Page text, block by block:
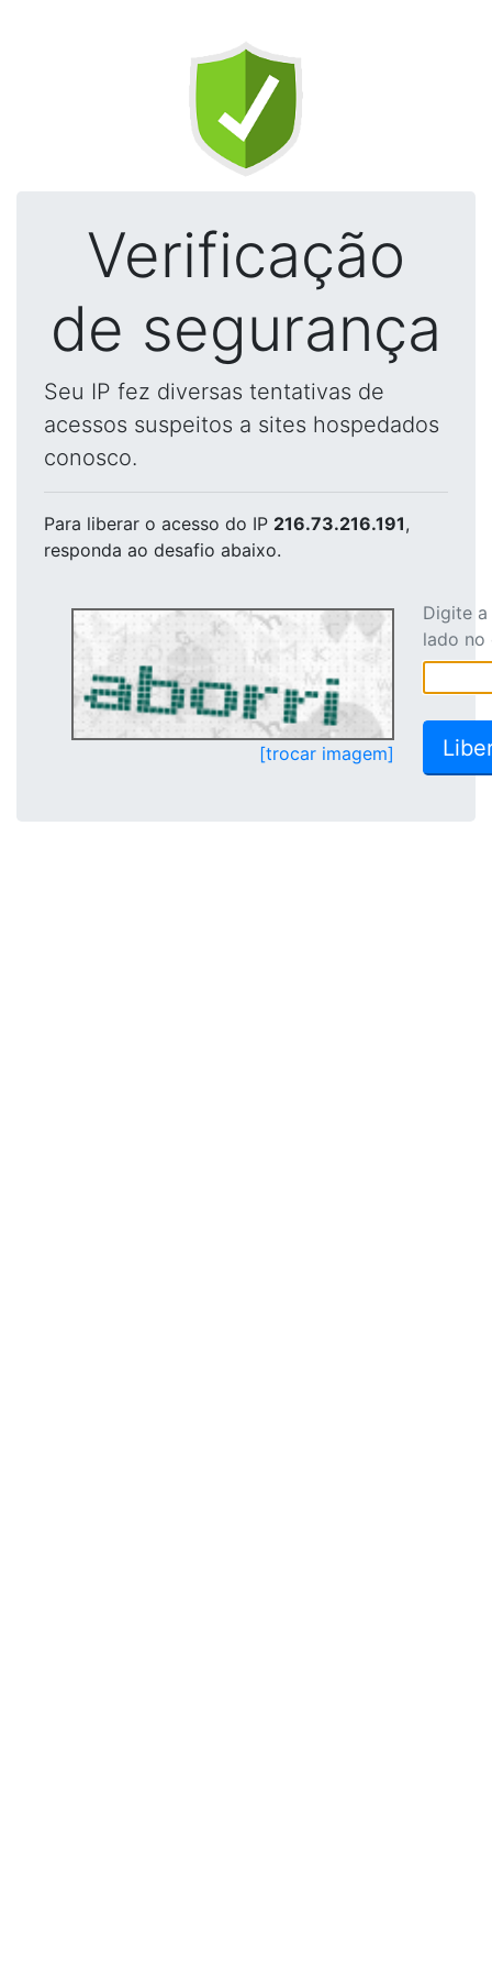
Verificação
de segurança
Seu IP fez diversas tentativas de
acessos suspeitos a sites hospedados
conosco.
Para liberar o acesso do IP 216.73.216.191,
responda ao desafio abaixo.
[trocar imagem]
Digite
lado no